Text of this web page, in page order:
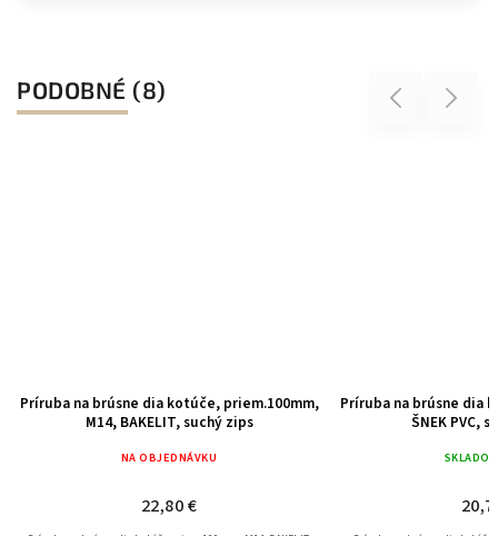
PODOBNÉ (8) Previous
Príruba na brúsne dia kotúče, priem.100mm,
M14, BAKELIT, suchý zips
NA OBJEDNÁVKU
22,80 €
Príruba na brúsne dia
ŠNEK PVC,
Next